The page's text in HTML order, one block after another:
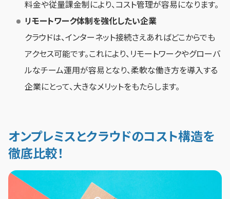
料金や従量課金制により、コスト管理が容易になります。
リモートワーク体制を強化したい企業
クラウドは、インターネット接続さえあればどこからでも
アクセス可能です。これにより、リモートワークやグローバ
ルなチーム運用が容易となり、柔軟な働き方を導入する
企業にとって、大きなメリットをもたらします。
オンプレミスとクラウドのコスト構造を
徹底比較！